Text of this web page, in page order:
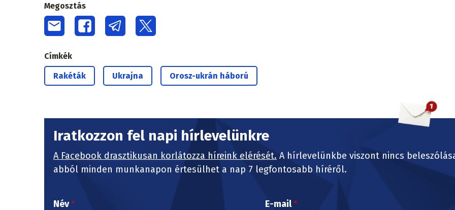
Megosztás
Címkék
Rakéták Ukrajna Orosz-ukrán háború
Iratkozzon fel napi hírlevelünkre
A Facebook drasztikusan korlátozza híreink elérését. A hírlevelünkbe viszont nincs
abból minden munkanapon értesülhet a nap 7 legfontosabb híréről.
Név E-mail